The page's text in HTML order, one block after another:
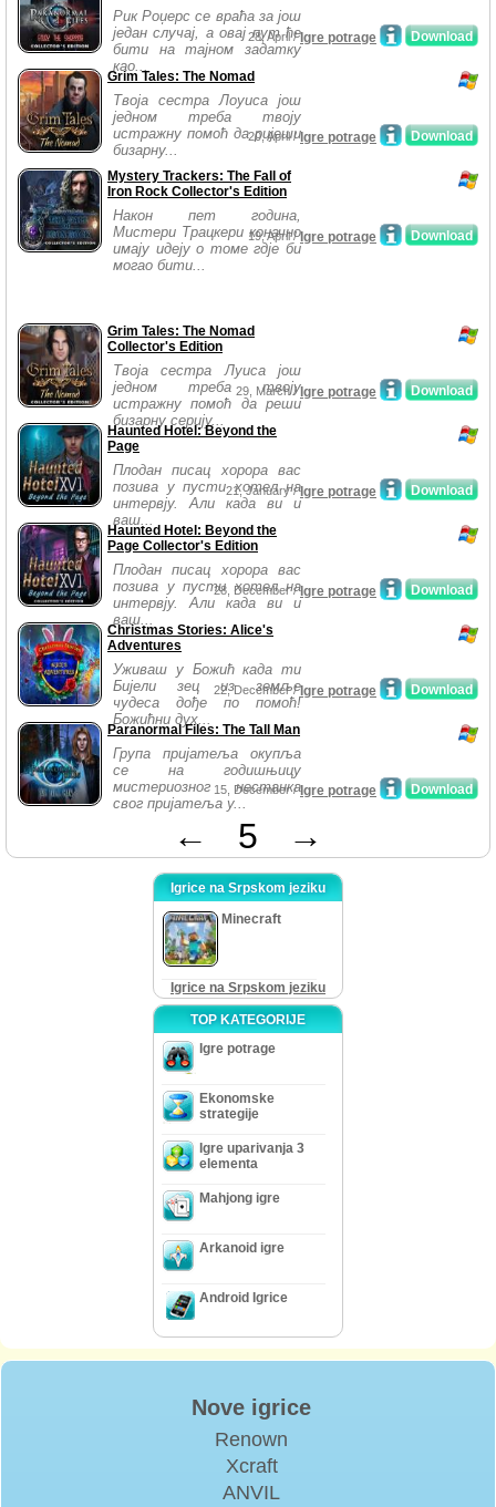
Рик Роџерс се враћа за још
један случај, а овај пут ће
бити на тајном задатку
као...
Download
28, April /Igre potrage
Grim Tales: The Nomad
Твоја сестра Лоуиса још
једном треба твоју
истражну помоћ да ријеши
бизарну...
Download
20, April /Igre potrage
Mystery Trackers: The Fall of
Iron Rock Collector's Edition
Након пет година,
Мистери Трацкери коначно
имају идеју о томе гдје би
могао бити...
Download
19, April /Igre potrage
Grim Tales: The Nomad
Collector's Edition
Твоја сестра Луиса још
једном треба твоју
истражну помоћ да реши
бизарну серију...
Download
29, March / Igre potrage
Haunted Hotel: Beyond the
Page
Плодан писац хорора вас
позива у пусти хотел на
интервју. Али када ви и
ваш...
Download
21, January /Igre potrage
Haunted Hotel: Beyond the
Page Collector's Edition
Плодан писац хорора вас
позива у пусти хотел на
интервју. Али када ви и
ваш...
Download
28, December /Igre potrage
Christmas Stories: Alice's
Adventures
Уживаш у Божић када ти
Бијели зец из земље
чудеса дође по помоћ!
Божићни дух...
Download
22, December /Igre potrage
Paranormal Files: The Tall Man
Група пријатеља окупља
се на годишњицу
мистериозног нестанка
свог пријатеља у...
Download
15, December /Igre potrage
← 5 →
Igrice na Srpskom jeziku
Minecraft
Igrice na Srpskom jeziku
TOP KATEGORIJE
Igre potrage
Ekonomske
strategije
Igre uparivanja 3
elementa
Mahjong igre
Arkanoid igre
Android Igrice
Nove igrice
Renown
Xcraft
ANVIL